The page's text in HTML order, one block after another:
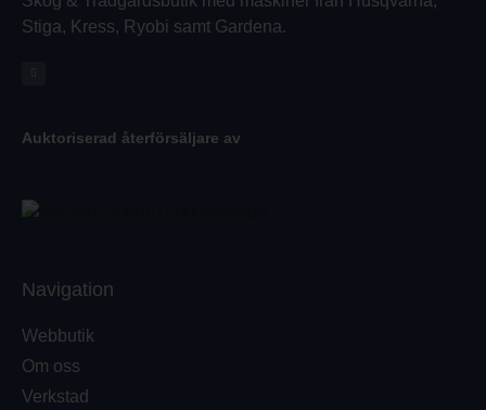
Stiga, Kress, Ryobi samt Gardena.
Auktoriserad återförsäljare av
Navigation
Webbutik
Om oss
Verkstad